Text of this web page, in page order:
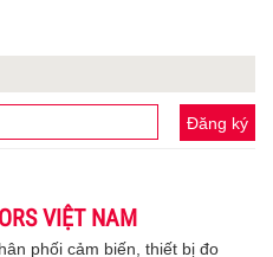
Đăng ký
VIỆT NAM
phối cảm biến, thiết bị đo